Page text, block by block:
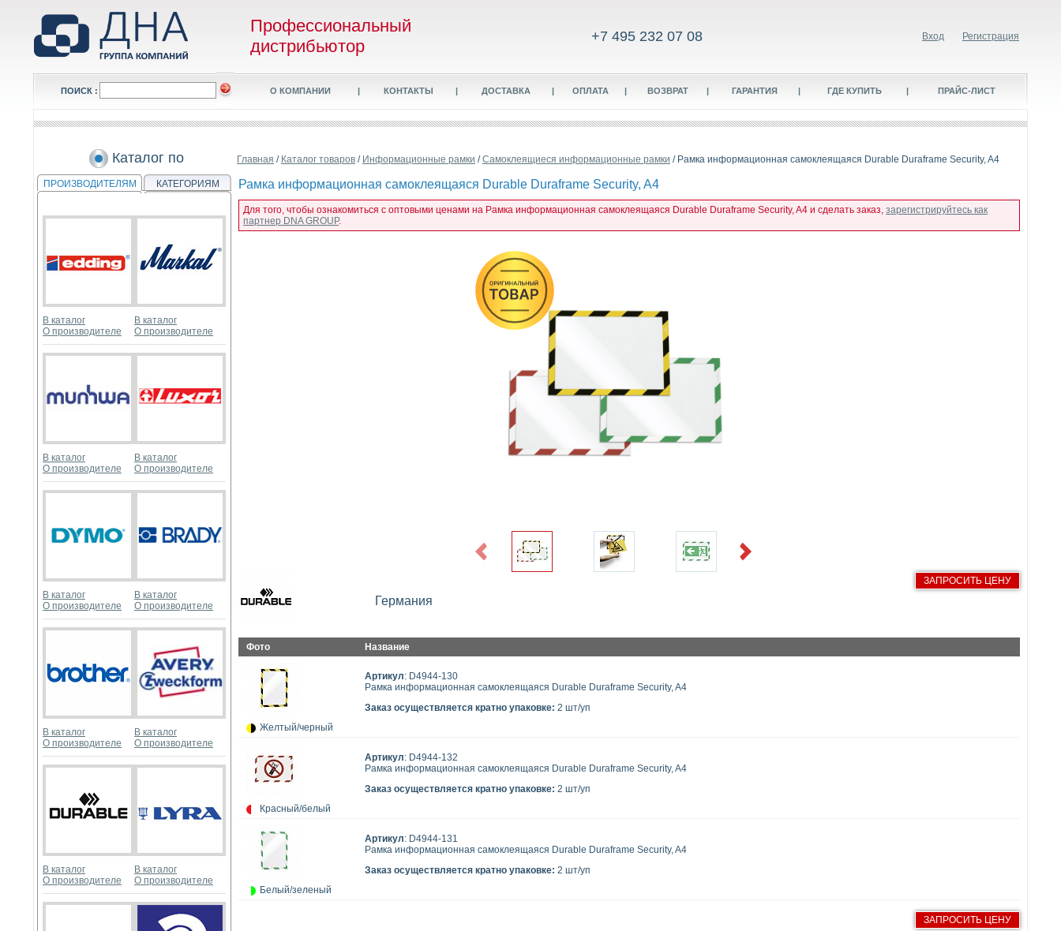
Профессиональный
дистрибьютор
+7 495 232 07 08 Вход Регистрация
ПОИСК : О КОМПАНИИ | КОНТАКТЫ | ДОСТАВКА | ОПЛАТА | ВОЗВРАТ | ГАРАНТИЯ | ГДЕ КУПИТЬ | ПРАЙС-ЛИСТ
Каталог по
ПРОИЗВОДИТЕЛЯМ КАТЕГОРИЯМ
В каталог
О производителе
В каталог
О производителе
В каталог
О производителе
В каталог
О производителе
В каталог
О производителе
В каталог
О производителе
В каталог
О производителе
В каталог
О производителе
В каталог
О производителе
В каталог
О производителе
Главная / Каталог товаров / Информационные рамки /Самоклеящиеся информационные рамки / Рамка информационная самоклеящаяся Durable Duraframe Security, A4
Рамка информационная самоклеящаяся Durable Duraframe Security, A4
Для того, чтобы ознакомиться с оптовыми ценами на Рамка информационная самоклеящаяся Durable Duraframe Security, A4 и сделать заказ, зарегистрируйтесь как
партнер DNA GROUP.
Previous Next
Германия
ЗАПРОСИТЬ ЦЕНУ
Фото Название
Желтый/черный
Артикул: D4944-130
Рамка информационная самоклеящаяся Durable Duraframe Security, A4
Заказ осуществляется кратно упаковке: 2 шт/уп
Красный/белый
Артикул: D4944-132
Рамка информационная самоклеящаяся Durable Duraframe Security, A4
Заказ осуществляется кратно упаковке: 2 шт/уп
Белый/зеленый
Артикул: D4944-131
Рамка информационная самоклеящаяся Durable Duraframe Security, A4
Заказ осуществляется кратно упаковке: 2 шт/уп
ЗАПРОСИТЬ ЦЕНУ